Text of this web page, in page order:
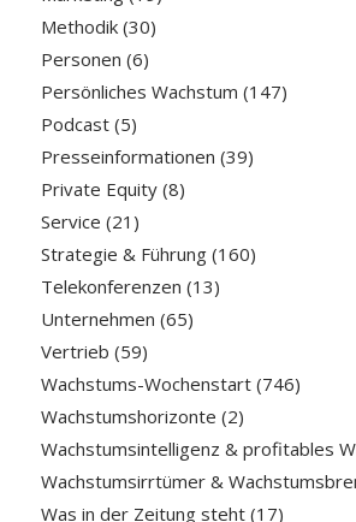
Methodik(30)
Personen (6)
Persönliches Wachstum (147)
Podcast(5)
Presseinformationen (39)
Private Equity(8)
Service (21)
Strategie & Führung(160)
Telekonferenzen (13)
Unternehmen (65)
Vertrieb (59)
Wachstums-Wochenstart(746)
Wachstumshorizonte (2)
Wachstumsintelligenz & profitables
Wachstumsirrtümer &
Was in der Zeitung steht(17)